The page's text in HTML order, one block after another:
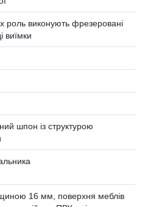
їх роль виконують фрезеровані
виїмки
шпон із структурою
16 мм, поверхня меблів